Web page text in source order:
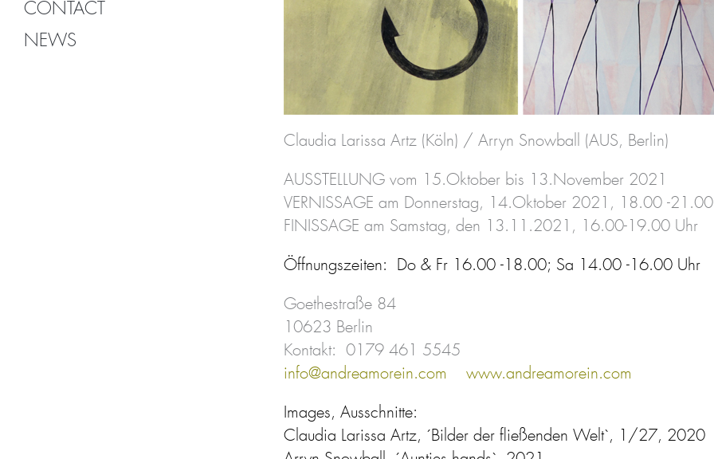
CONTACT
NEWS
Claudia Larissa Artz (Köln) / Arryn Snowball (AUS, Berlin)
AUSSTELLUNG vom 15.Oktober bis 13.November 2021
VERNISSAGE am Donnerstag, 14.Oktober 2021, 18.00 -
FINISSAGE am Samstag, den 13.11.2021, 16.00-19.00 Uhr
Öffnungszeiten: Do & Fr 16.00 -18.00; Sa 14.00 -16.00 Uhr
Goethestraße 84
10623 Berlin
Kontakt: 0179 461 5545
info@andreamorein.com
www.andreamorein.com
Images, Ausschnitte:
Claudia Larissa Artz, ´Bilder der fließenden Welt`, 1/27, 2020